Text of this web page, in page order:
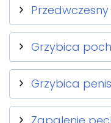
Grzybica
Grzybica